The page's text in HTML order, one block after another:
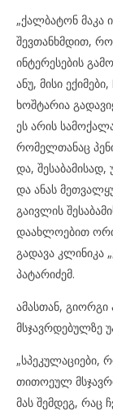
„ქალბატონ მაკა
შევთანხმდით,
ინტერესების
ანუ, მისი
ხოშტარია
ეს არის
რომელთანაც
და, შესაბამისად,
და ანას
გაივლის
დაახლოებით
გადავა კლინიკა
პატარიძემ.
ამასთან, გიორგი
მსჯავრდებულზე
„სპეკულაციები,
თითოეულ
მას შემდეგ, რაც